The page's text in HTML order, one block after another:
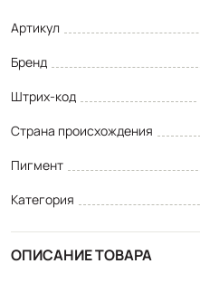
Артикул
Бренд
Штрих-код
Страна происхождения
Пигмент
Категория
ОПИСАНИЕ ТОВАРА